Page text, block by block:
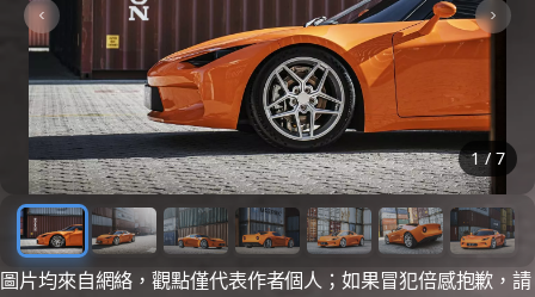
1/7
圖片均來自網絡，觀點僅代表作者個人；如果冒犯倍感抱歉，請